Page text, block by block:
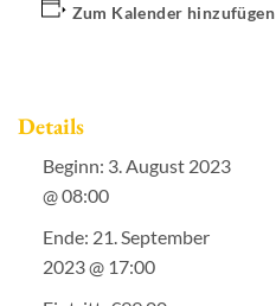
Zum Kalender hinzufügen
Details
Beginn: 3. August 2023
@ 08:00
Ende: 21. September
2023 @ 17:00